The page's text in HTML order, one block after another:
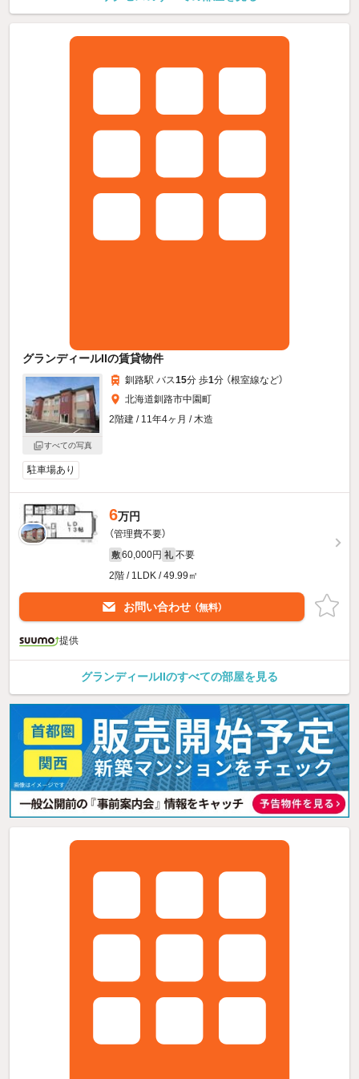
グランディールIIの賃貸物件
すべての写真
釧路駅 バス15分 歩1分 （根室線など）
北海道釧路市中園町
2階建 / 11年4ヶ月 / 木造
駐車場あり
6万円
（管理費不要）
敷 60,000円 礼 不要
2階 / 1LDK / 49.99㎡
お問い合わせ （無料）
提供
グランディールIIのすべての部屋を見る